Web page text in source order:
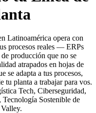
Latinoamérica opera con
procesos reales — ERPs
de producción que no se
atrapados en hojas de
se adapta a tus procesos,
tu planta a trabajar para vos.
Tech, Ciberseguridad,
Sostenible de